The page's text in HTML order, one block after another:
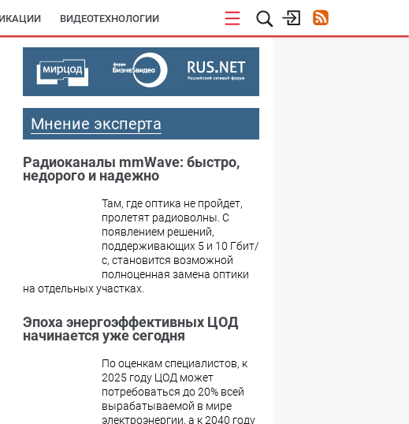
ВИДЕОТЕХНОЛОГИИ
Мнение эксперта
Радиоканалы mmWave: быстро,
недорого и надежно
Там, где оптика не пройдет,
пролетят радиоволны. С
появлением решений,
поддерживающих 5 и 10 Гбит/
с, становится возможной
полноценная замена оптики
на отдельных участках.
Эпоха энергоэффективных ЦОД
начинается уже сегодня
По оценкам специалистов, к
2025 году ЦОД может
потребоваться до 20% всей
вырабатываемой в мире
электроэнергии, а к 2040 году